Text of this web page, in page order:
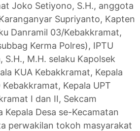
Joko Setiyono, S.H., anggota
Supriyanto, Kapten
Danramil 03/Kebakkramat,
Kerma Polres), IPTU
S.H., M.H. selaku Kapolsek
KUA Kebakkramat, Kepala
Kebakkramat, Kepala UPT
I dan II, Sekcam
Kepala Desa se-Kecamatan
perwakilan tokoh masyarakat